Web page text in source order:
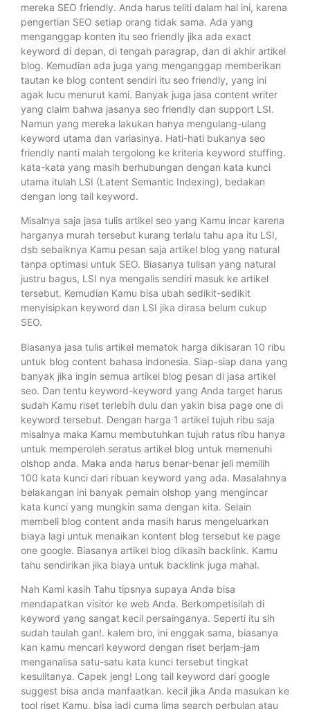
mereka SEO friendly. Anda harus teliti dalam hal ini, karena
pengertian SEO setiap orang tidak sama. Ada yang
menganggap konten itu seo friendly jika ada exact
keyword di depan, di tengah paragrap, dan di akhir artikel
blog. Kemudian ada juga yang menganggap memberikan
tautan ke blog content sendiri itu seo friendly, yang ini
agak lucu menurut kami. Banyak juga jasa content writer
yang claim bahwa jasanya seo friendly dan support LSI.
Namun yang mereka lakukan hanya mengulang-ulang
keyword utama dan variasinya. Hati-hati bukanya seo
friendly nanti malah tergolong ke kriteria keyword stuffing.
kata-kata yang masih berhubungan dengan kata kunci
utama itulah LSI (Latent Semantic Indexing), bedakan
dengan long tail keyword.
Misalnya saja jasa tulis artikel seo yang Kamu incar karena
harganya murah tersebut kurang terlalu tahu apa itu LSI,
dsb sebaiknya Kamu pesan saja artikel blog yang natural
tanpa optimasi untuk SEO. Biasanya tulisan yang natural
justru bagus, LSI nya mengalis sendiri masuk ke artikel
tersebut. Kemudian Kamu bisa ubah sedikit-sedikit
menyisipkan keyword dan LSI jika dirasa belum cukup
SEO.
Biasanya jasa tulis artikel mematok harga dikisaran 10 ribu
untuk blog content bahasa indonesia. Siap-siap dana yang
banyak jika ingin semua artikel blog pesan di jasa artikel
seo. Dan tentu keyword-keyword yang Anda target harus
sudah Kamu riset terlebih dulu dan yakin bisa page one di
keyword tersebut. Dengan harga 1 artikel tujuh ribu saja
misalnya maka Kamu membutuhkan tujuh ratus ribu hanya
untuk memperoleh seratus artikel blog untuk memenuhi
olshop anda. Maka anda harus benar-benar jeli memilih
100 kata kunci dari ribuan keyword yang ada. Masalahnya
belakangan ini banyak pemain olshop yang mengincar
kata kunci yang mungkin sama dengan kita. Selain
membeli blog content anda masih harus mengeluarkan
biaya lagi untuk menaikan kontent blog tersebut ke page
one google. Biasanya artikel blog dikasih backlink. Kamu
tahu sendirikan jika biaya untuk backlink juga mahal.
Nah Kami kasih Tahu tipsnya supaya Anda bisa
mendapatkan visitor ke web Anda. Berkompetisilah di
keyword yang sangat kecil persainganya. Seperti itu sih
sudah taulah gan!. kalem bro, ini enggak sama, biasanya
kan kamu mencari keyword dengan riset berjam-jam
menganalisa satu-satu kata kunci tersebut tingkat
kesulitanya. Capek jeng! Long tail keyword dari google
suggest bisa anda manfaatkan. kecil jika Anda masukan ke
tool riset Kamu, bisa jadi cuma lima search perbulan atau